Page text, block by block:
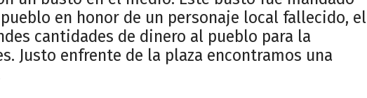
en honor de un personaje local fallecido, el
cantidades de dinero al pueblo para la
Justo enfrente de la plaza encontramos una